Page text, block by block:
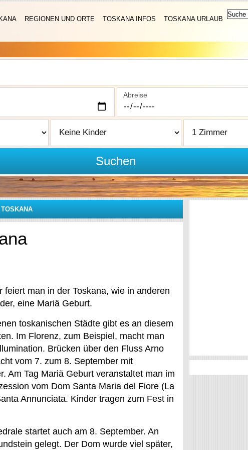
REGIONEN UND ORTE TOSKANA INFOS TOSKANA URLAUB
Abreise
Suchen
feiert man in der Toskana, wie in anderen
eine Mariä Geburt.
toskanischen Städte gibt es an diesem
Im Florenz, zum Beispiel, macht man
Brücken über den Fluss Arno
vom 7. zum 8. September mit
Am Tag Mariä Geburt veranstaltet man im
vom Dom Santa Maria del Fiore (La
Annunciata. Kinder tragen zum Fest in
startet auch am 8. September. An
gelegt. Der Dom wurde viel später,